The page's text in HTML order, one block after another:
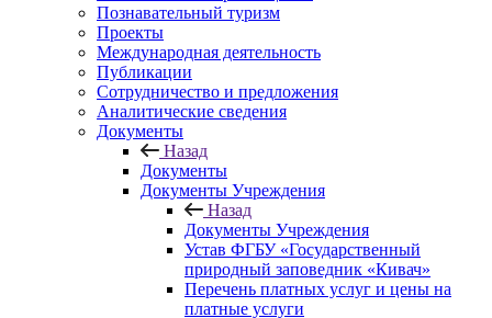
Познавательный туризм
Проекты
Международная деятельность
Публикации
Сотрудничество и предложения
Аналитические сведения
Документы
Назад
Документы
Документы Учреждения
Назад
Документы Учреждения
Устав ФГБУ «Государственный
природный заповедник «Кивач»
Перечень платных услуг и цены на
платные услуги